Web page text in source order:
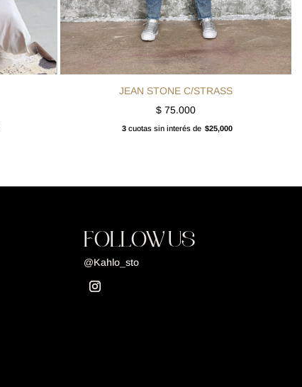
JEAN STONE C/STRASS
$75.000
3 cuotas sin interés de $25,000
FOLLOW US
@Kahlo_sto